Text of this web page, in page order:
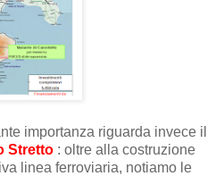
importanza riguarda invece il
Stretto : oltre alla costruzione
linea ferroviaria, notiamo le